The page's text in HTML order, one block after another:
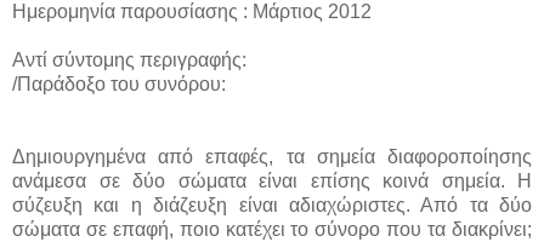
Ημερομηνία παρουσίασης : Μάρτιος 2012
Αντί σύντομης περιγραφής:
/Παράδοξο του συνόρου:
Δημιουργημένα από επαφές, τα σημεία διαφοροποίησης
ανάμεσα σε δύο σώματα είναι επίσης κοινά σημεία. Η
σύζευξη και η διάζευξη είναι αδιαχώριστες. Από τα δύο
σώματα σε επαφή, ποιο κατέχει το σύνορο που τα διακρίνει;